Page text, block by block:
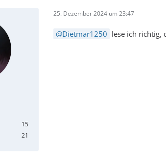
15
21
25. Dezember 2024 um 23:47
Dietmar1250 lese ich richtig,